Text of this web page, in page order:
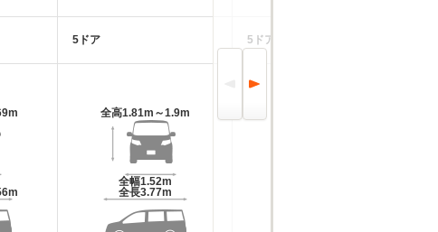
5ドア
全高1.81m～1.9m
全幅1.52m
全長3.77m
5ドア